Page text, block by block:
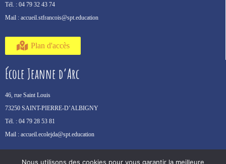
Tél. : 04 79 32 43 74
Mail : accueil.stfrancois@spt.education
Plan d'accès
École Jeanne d’Arc
46, rue Saint Louis
73250 SAINT-PIERRE-D’ALBIGNY
Tél. : 04 79 28 53 81
Mail : accueil.ecolejda@spt.education
Plan d'accès
Nous utilisons des cookies pour vous garantir la meilleure